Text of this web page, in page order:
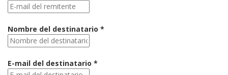
Nombre del destinatario *
E-mail del destinatario *